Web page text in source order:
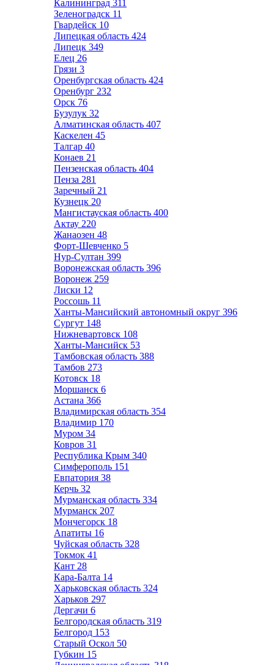
Калининград 311
Зеленоградск 11
Гвардейск 10
Липецкая область 424
Липецк 349
Елец 26
Грязи 3
Оренбургская область 424
Оренбург 232
Орск 76
Бузулук 32
Алматинская область 407
Каскелен 45
Талгар 40
Конаев 21
Пензенская область 404
Пенза 281
Заречный 21
Кузнецк 20
Мангистауская область 400
Актау 220
Жанаозен 48
Форт-Шевченко 5
Нур-Султан 399
Воронежская область 396
Воронеж 259
Лиски 12
Россошь 11
Ханты-Мансийский автономный округ 396
Сургут 148
Нижневартовск 108
Ханты-Мансийск 53
Тамбовская область 388
Тамбов 273
Котовск 18
Моршанск 6
Астана 366
Владимирская область 354
Владимир 170
Муром 34
Ковров 31
Республика Крым 340
Симферополь 151
Евпатория 38
Керчь 32
Мурманская область 334
Мурманск 207
Мончегорск 18
Апатиты 16
Чуйская область 328
Токмок 41
Кант 28
Кара-Балта 14
Харьковская область 324
Харьков 297
Дергачи 6
Белгородская область 319
Белгород 153
Старый Оскол 50
Губкин 15